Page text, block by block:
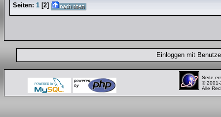
Seiten: 1 [2]
Einloggen mit
Seite
© 2001-
Alle